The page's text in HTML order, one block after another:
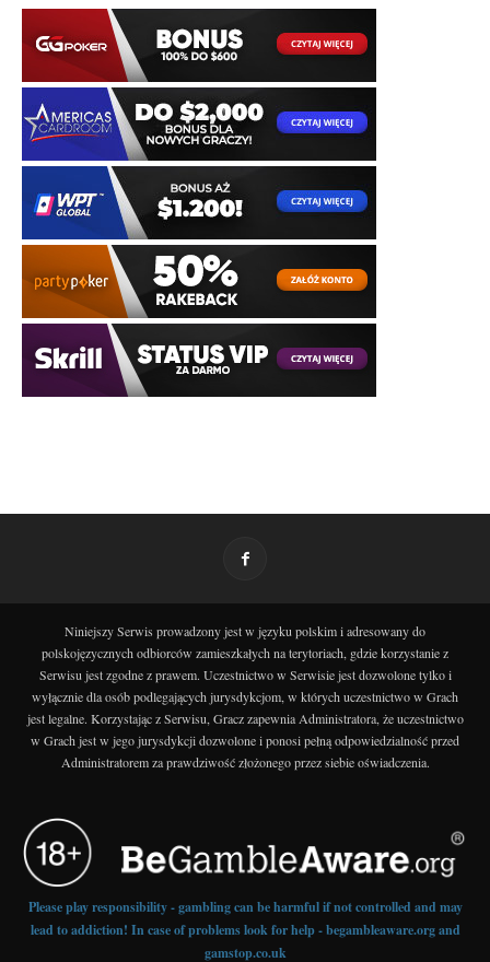
Niniejszy Serwis prowadzony jest w języku polskim i adresowany do
polskojęzycznych odbiorców zamieszkałych na terytoriach, gdzie korzystanie z
Serwisu jest zgodne z prawem. Uczestnictwo w Serwisie jest dozwolone tylko i
wyłącznie dla osób podlegających jurysdykcjom, w których uczestnictwo w Grach
jest legalne. Korzystając z Serwisu, Gracz zapewnia Administratora, że uczestnictwo
w Grach jest w jego jurysdykcji dozwolone i ponosi pełną odpowiedzialność przed
Administratorem za prawdziwość złożonego przez siebie oświadczenia.
Please play responsibility - gambling can be harmful if not controlled and may
lead to addiction! In case of problems look for help - begambleaware.org and
gamstop.co.uk